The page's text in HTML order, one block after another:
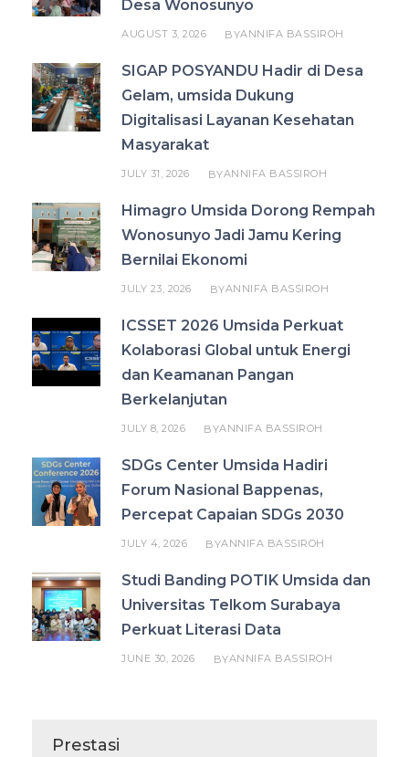
Desa Wonosunyo
AUGUST 3, 2026 BYANNIFA BASSIROH
SIGAP POSYANDU Hadir di Desa
Gelam, umsida Dukung
Digitalisasi Layanan Kesehatan
Masyarakat
JULY 31, 2026 BYANNIFA BASSIROH
Himagro Umsida Dorong Rempah
Wonosunyo Jadi Jamu Kering
Bernilai Ekonomi
JULY 23, 2026 BYANNIFA BASSIROH
ICSSET 2026 Umsida Perkuat
Kolaborasi Global untuk Energi
dan Keamanan Pangan
Berkelanjutan
JULY 8, 2026 BYANNIFA BASSIROH
SDGs Center Umsida Hadiri
Forum Nasional Bappenas,
Percepat Capaian SDGs 2030
JULY 4, 2026 BYANNIFA BASSIROH
Studi Banding POTIK Umsida dan
Universitas Telkom Surabaya
Perkuat Literasi Data
JUNE 30, 2026 BYANNIFA BASSIROH
Prestasi